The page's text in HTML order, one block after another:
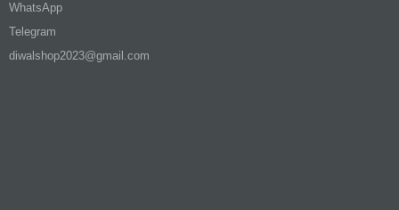
WhatsApp
Telegram
diwalshop2023@gmail.com